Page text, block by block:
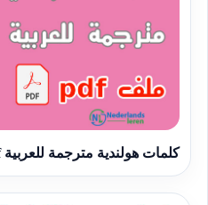
كلمات هولندية مترجمة للعربية pdf